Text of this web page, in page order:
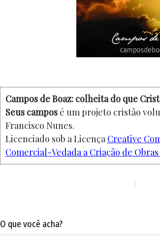
Campos de Boaz: colheita do que
Seus camposé um projeto cristão
Francisco Nunes.
Licenciado sob a Licença Creative
Comercial-Vedada a Criação de
O que você acha?